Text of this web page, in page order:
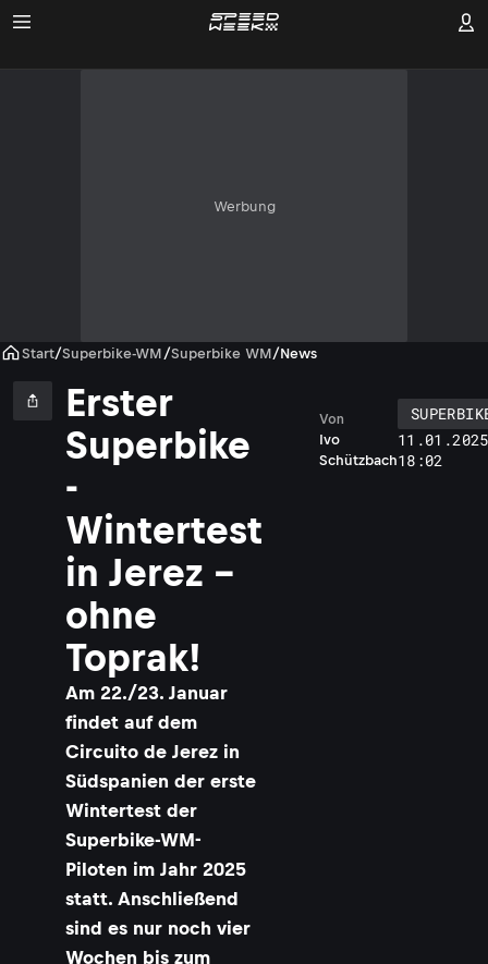
Werbung
Start/Superbike-WM /Superbike WM/News
Erster
Superbike
-
Wintertest
in Jerez –
ohne
Toprak!
Am 22./23. Januar
findet auf dem
Circuito de Jerez in
Südspanien der erste
Wintertest der
Superbike-WM-
Piloten im Jahr 2025
statt. Anschließend
sind es nur noch vier
Wochen bis zum
Ivo
Schützbach
Von
18:02